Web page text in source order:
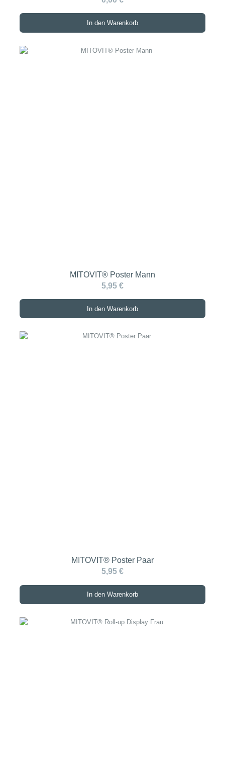
In den Warenkorb
MITOVIT® Poster Mann
5,95 €
In den Warenkorb
MITOVIT® Poster Paar
5,95 €
In den Warenkorb